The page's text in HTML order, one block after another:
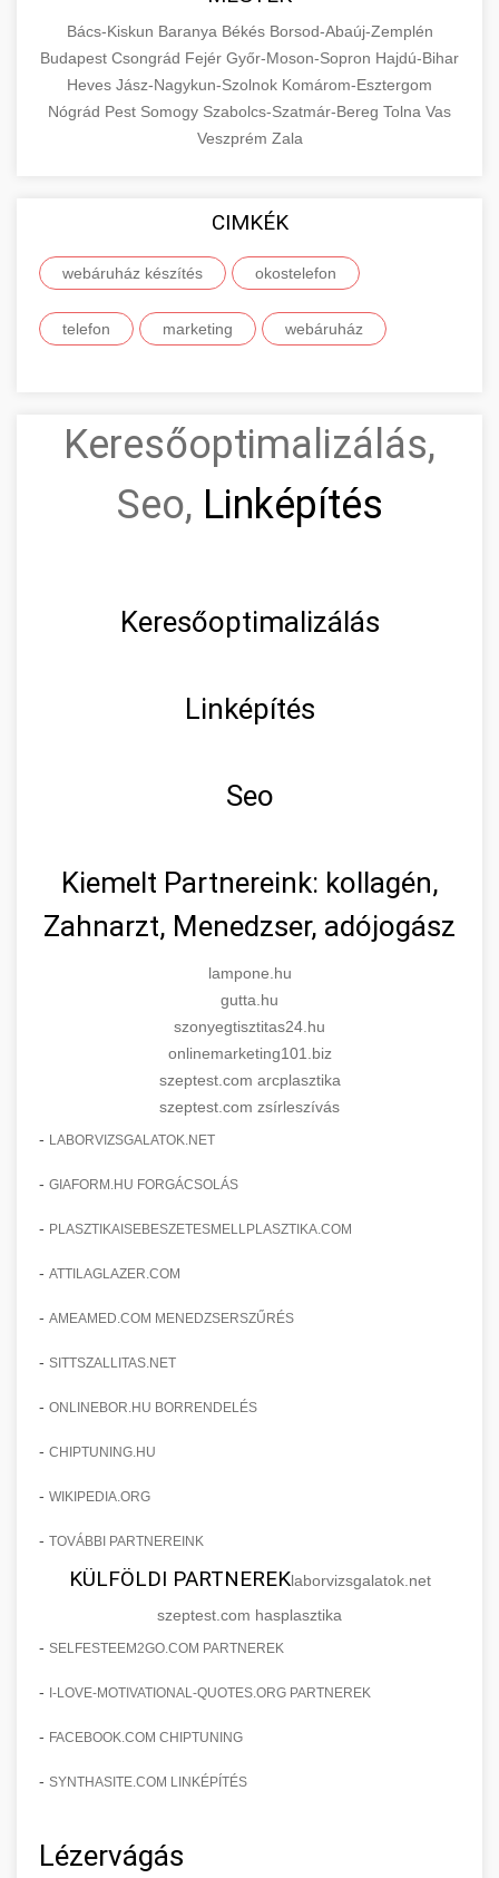
Bács-Kiskun Baranya Békés Borsod-Abaúj-Zemplén
Budapest Csongrád Fejér Győr-Moson-Sopron Hajdú-Bihar
Heves Jász-Nagykun-Szolnok Komárom-Esztergom
Nógrád Pest Somogy Szabolcs-Szatmár-Bereg Tolna Vas
Veszprém Zala
CIMKÉK
webáruház készítés okostelefon
telefon marketing webáruház
Keresőoptimalizálás,
Seo, Linképítés
Keresőoptimalizálás
Linképítés
Seo
Kiemelt Partnereink: kollagén,
Zahnarzt, Menedzser, adójogász
lampone.hu
gutta.hu
szonyegtisztitas24.hu
onlinemarketing101.biz
szeptest.com arcplasztika
szeptest.com zsírleszívás
- LABORVIZSGALATOK.NET
- GIAFORM.HU FORGÁCSOLÁS
- PLASZTIKAISEBESZETESMELLPLASZTIKA.COM
- ATTILAGLAZER.COM
- AMEAMED.COM MENEDZSERSZŰRÉS
- SITTSZALLITAS.NET
- ONLINEBOR.HU BORRENDELÉS
- CHIPTUNING.HU
- WIKIPEDIA.ORG
- TOVÁBBI PARTNEREINK
KÜLFÖLDI PARTNEREKlaborvizsgalatok.net
szeptest.com hasplasztika
- SELFESTEEM2GO.COM PARTNEREK
- I-LOVE-MOTIVATIONAL-QUOTES.ORG PARTNEREK
- FACEBOOK.COM CHIPTUNING
- SYNTHASITE.COM LINKÉPÍTÉS
Lézervágás